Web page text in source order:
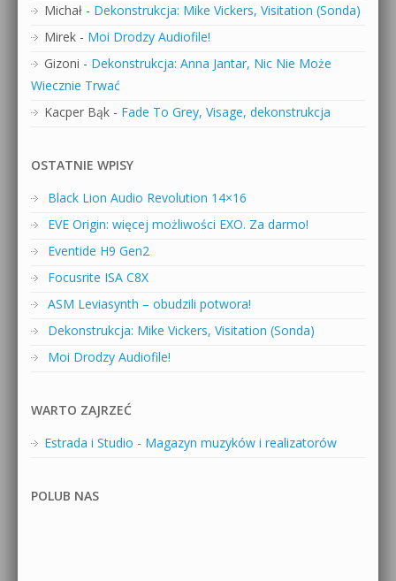
Michał - Dekonstrukcja: Mike Vickers, Visitation (Sonda)
Mirek - Moi Drodzy Audiofile!
Gizoni - Dekonstrukcja: Anna Jantar, Nic Nie Może
Wiecznie Trwać
Kacper Bąk - Fade To Grey, Visage, dekonstrukcja
OSTATNIE WPISY
Black Lion Audio Revolution 14×16
EVE Origin: więcej możliwości EXO. Za darmo!
Eventide H9 Gen2
Focusrite ISA C8X
ASM Leviasynth – obudzili potwora!
Dekonstrukcja: Mike Vickers, Visitation (Sonda)
Moi Drodzy Audiofile!
WARTO ZAJRZEĆ
Estrada i Studio - Magazyn muzyków i realizatorów
POLUB NAS